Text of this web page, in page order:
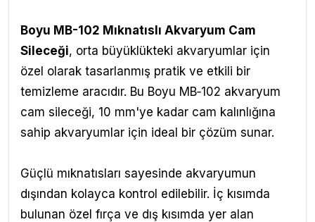
Boyu MB-102 Mıknatıslı Akvaryum Cam
Sileceği, orta büyüklükteki akvaryumlar için
özel olarak tasarlanmış pratik ve etkili bir
temizleme aracıdır. Bu Boyu MB‑102 akvaryum
cam sileceği, 10 mm'ye kadar cam kalınlığına
sahip akvaryumlar için ideal bir çözüm sunar.
Güçlü mıknatısları sayesinde akvaryumun
dışından kolayca kontrol edilebilir. İç kısımda
bulunan özel fırça ve dış kısımda yer alan